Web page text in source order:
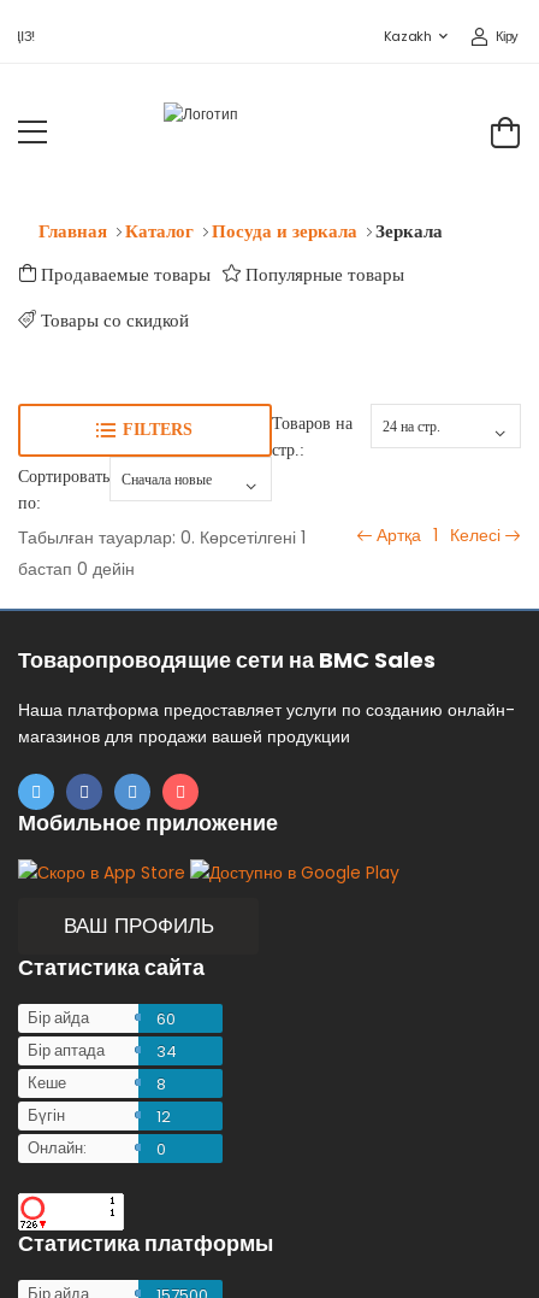
Kazakh Кіру
Главная Каталог Посуда и зеркала Зеркала
Продаваемые товары Популярные товары
Товары со скидкой
FILTERS
Сортировать
по:
Товаров на
стр.:
Табылған тауарлар: 0. Көрсетілгені 1
бастап 0 дейін
Артқа 1 Келесі
Товаропроводящие сети на BMC Sales
Наша платформа предоставляет услуги по созданию онлайн-
магазинов для продажи вашей продукции
Мобильное приложение
ВАШ ПРОФИЛЬ
Статистика сайта
Бір айда
60
Бір аптада
34
Кеше
8
Бүгін
12
Онлайн:
0
Статистика платформы